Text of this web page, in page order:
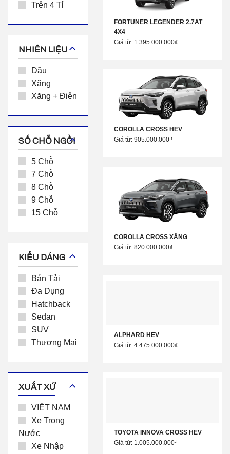
Trên 4 Tỉ
NHIÊN LIỆU
Dầu
Xăng
Xăng + Điện
SỐ CHỖ NGỒI
5 Chỗ
7 Chỗ
8 Chỗ
9 Chỗ
15 Chỗ
KIỂU DÁNG
Bán Tải
Đa Dụng
Hatchback
Sedan
SUV
Thương Mại
XUẤT XỨ
VIỆT NAM
Xe Trong
Nước
Xe Nhập
FORTUNER LEGENDER 2.7AT
4X4
Giá từ: 1.395.000.000₫
COROLLA CROSS HEV
Giá từ: 905.000.000₫
COROLLA CROSS XĂNG
Giá từ: 820.000.000₫
ALPHARD HEV
Giá từ: 4.475.000.000₫
TOYOTA INNOVA CROSS HEV
Giá từ: 1.005.000.000₫